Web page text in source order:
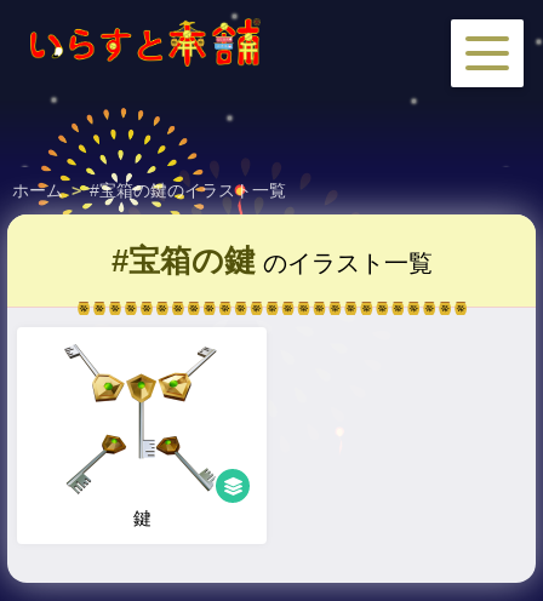
ホーム > #宝箱の鍵のイラスト一覧
#宝箱の鍵のイラスト一覧
鍵